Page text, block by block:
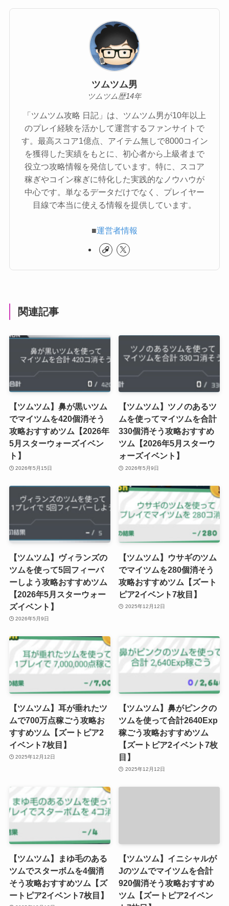
ツムツム男
ツムツム歴14年
「ツムツム攻略 日記」は、ツムツム男が10年以上
のプレイ経験を活かして運営するファンサイトで
す。最高スコア1億点、アイテム無しで8000コイン
を獲得した実績をもとに、初心者から上級者まで
役立つ攻略情報を発信しています。特に、スコア
稼ぎやコイン稼ぎに特化した実践的なノウハウが
中心です。単なるデータだけでなく、プレイヤー
目線で本当に使える情報を提供しています。
■運営者情報
関連記事
【ツムツム】鼻が黒いツム
でマイツムを420個消そう
攻略おすすめツム【2026年
5月スターウォーズイベン
ト】
2026年5月15日
【ツムツム】ツノのあるツ
ムを使ってマイツムを合計
330個消そう攻略おすすめ
ツム【2026年5月スターウ
ォーズイベント】
2026年5月9日
【ツムツム】ヴィランズの
ツムを使って5回フィーバ
ーしよう攻略おすすめツム
【2026年5月スターウォー
ズイベント】
2026年5月9日
【ツムツム】ウサギのツム
でマイツムを280個消そう
攻略おすすめツム【ズート
ピア2イベント7枚目】
2025年12月12日
【ツムツム】耳が垂れたツ
ムで700万点稼ごう攻略お
すすめツム【ズートピア2
イベント7枚目】
2025年12月12日
【ツムツム】鼻がピンクの
ツムを使って合計2640Exp
稼ごう攻略おすすめツム
【ズートピア2イベント7枚
目】
2025年12月12日
【ツムツム】まゆ毛のある
ツムでスターボムを4個消
そう攻略おすすめツム【ズ
ートピア2イベント7枚目】
【ツムツム】イニシャルが
Jのツムでマイツムを合計
920個消そう攻略おすすめ
ツム【ズートピア2イベン